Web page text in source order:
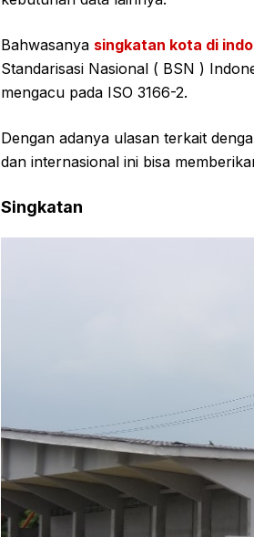
Bahwasanya singkatan kota di
Standarisasi Nasional ( BSN )
mengacu pada ISO 3166-2.
Dengan adanya ulasan terkait
dan internasional ini bisa
Singkatan